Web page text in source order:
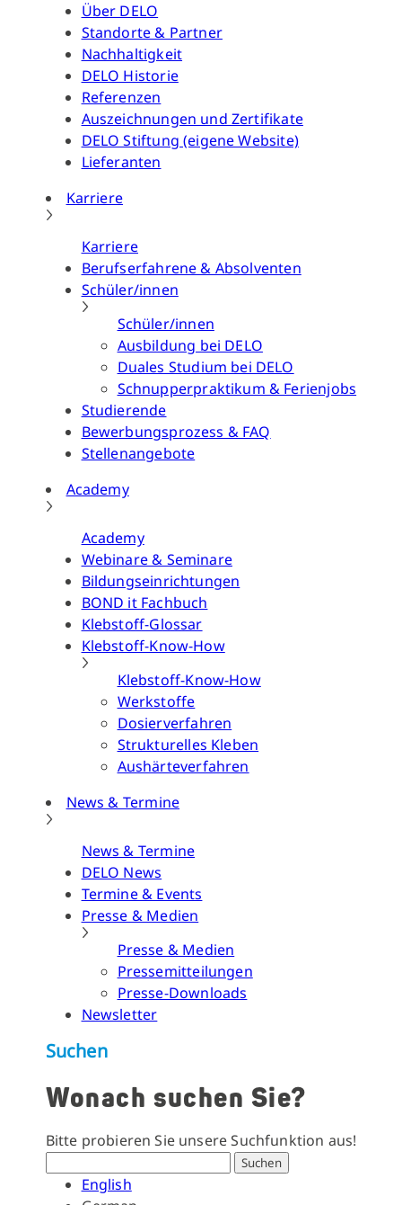
Über DELO
Standorte & Partner
Nachhaltigkeit
DELO Historie
Referenzen
Auszeichnungen und Zertifikate
DELO Stiftung (eigene Website)
Lieferanten
Karriere
Karriere
Berufserfahrene & Absolventen
Schüler/innen
Schüler/innen
Ausbildung bei DELO
Duales Studium bei DELO
Schnupperpraktikum & Ferienjobs
Studierende
Bewerbungsprozess & FAQ
Stellenangebote
Academy
Academy
Webinare & Seminare
Bildungseinrichtungen
BOND it Fachbuch
Klebstoff-Glossar
Klebstoff-Know-How
Klebstoff-Know-How
Werkstoffe
Dosierverfahren
Strukturelles Kleben
Aushärteverfahren
News & Termine
News & Termine
DELO News
Termine & Events
Presse & Medien
Presse & Medien
Pressemitteilungen
Presse-Downloads
Newsletter
Suchen
Wonach suchen Sie?
Bitte probieren Sie unsere Suchfunktion aus!
Suchen
English